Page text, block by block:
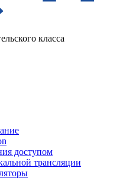
класса
доступом
трансляции